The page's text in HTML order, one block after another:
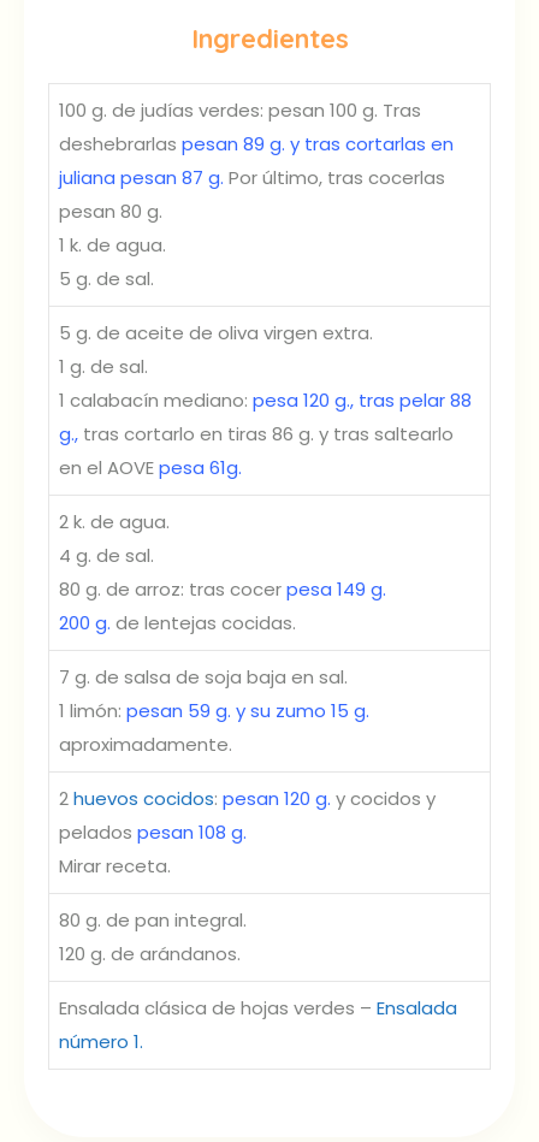
Ingredientes
100 g. de judías verdes: pesan 100 g. Tras
deshebrarlas pesan 89 g. y tras cortarlas en
juliana pesan 87 g. Por último, tras cocerlas
pesan 80 g.
1 k. de agua.
5 g. de sal.
5 g. de aceite de oliva virgen extra.
1 g. de sal.
1 calabacín mediano: pesa 120 g., tras pelar 88
g., tras cortarlo en tiras 86 g. y tras saltearlo
en el AOVEpesa 61g.
2 k. de agua.
4 g. de sal.
80 g. de arroz: tras cocerpesa 149 g.
200 g. de lentejas cocidas.
7 g. de salsa de soja baja en sal.
1 limón: pesan 59 g. y su zumo 15 g.
aproximadamente.
2huevos cocidos: pesan 120 g. y cocidos y
pelados pesan 108 g.
Mirar receta.
80 g. de pan integral.
120 g. de arándanos.
Ensalada clásica de hojas verdes – Ensalada
número 1.